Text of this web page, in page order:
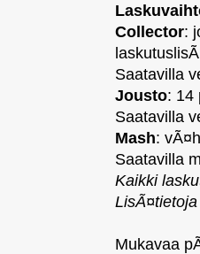
Collector:
Saatavilla
Jousto: 14
Saatavilla
Mash:
Saatavilla
Kaikki
Mukavaa